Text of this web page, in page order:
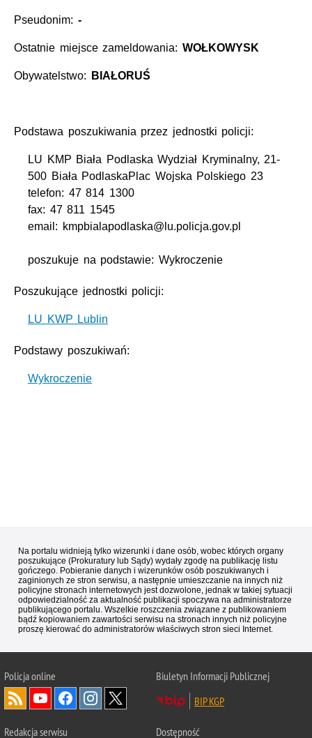
Pseudonim: -
Ostatnie miejsce zameldowania: WOŁKOWYSK
Obywatelstwo: BIAŁORUŚ
Podstawa poszukiwania przez jednostki policji:
LU KMP Biała Podlaska Wydział Kryminalny, 21-
500 Biała PodlaskaPlac Wojska Polskiego 23
telefon: 47 814 1300
fax: 47 811 1545
email: kmpbialapodlaska@lu.policja.gov.pl
poszukuje na podstawie: Wykroczenie
Poszukujące jednostki policji:
LU KWP Lublin
Podstawy poszukiwań:
Wykroczenie
Na portalu widnieją tylko wizerunki i dane osób, wobec których organy
poszukujące (Prokuratury lub Sądy) wydały zgodę na publikację listu
gończego. Pobieranie danych i wizerunków osób poszukiwanych i
zaginionych ze stron serwisu, a następnie umieszczanie na innych niż
policyjne stronach internetowych jest dozwolone, jednak w takiej sytuacji
odpowiedzialność za aktualność publikacji spoczywa na administratorze
publikującego portalu. Wszelkie roszczenia związane z publikowaniem
bądź kopiowaniem zawartości serwisu na stronach innych niż policyjne
proszę kierować do administratorów właściwych stron sieci Internet.
Policjaonline
Biuletyn Informacji Publicznej
BIP KGP
Redakcja serwisu Dostępność